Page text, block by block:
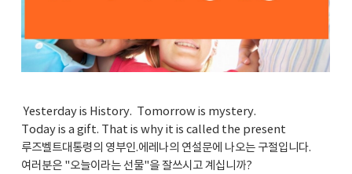
Yesterday is History. Tomorrow is mystery.
Today is a gift. That is why it is called the present
루즈벨트대통령의 영부인.에레나의 연설문에 나오는 구절입니다.
여러분은 "오늘이라는 선물"을 잘쓰시고 계십니까?